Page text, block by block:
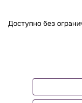
Доступно без